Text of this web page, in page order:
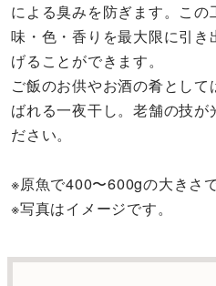
による臭みを防ぎます。この
味・色・香りを最大限に引
げることができます。
ご飯のお供やお酒の肴とし
ばれる一夜干し。老舗の技が
ださい。
※原魚で400〜600gの大きさで
※写真はイメージです。